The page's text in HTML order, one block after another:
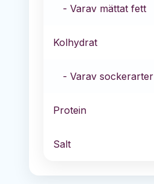
- Varav mättat fett
Kolhydrat
- Varav sockerarter
Protein
Salt